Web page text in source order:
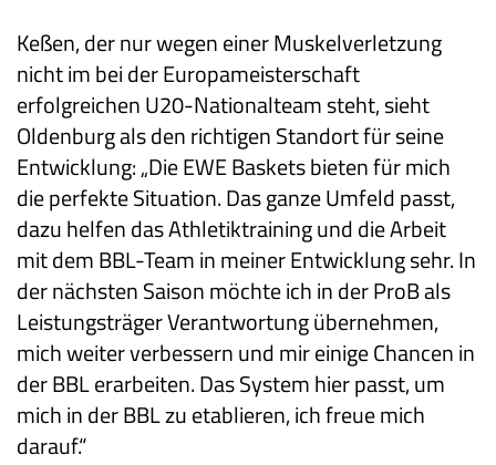
Keßen, der nur wegen einer Muskelverletzung
nicht im bei der Europameisterschaft
erfolgreichen U20-Nationalteam steht, sieht
Oldenburg als den richtigen Standort für seine
Entwicklung: „Die EWE Baskets bieten für mich
die perfekte Situation. Das ganze Umfeld passt,
dazu helfen das Athletiktraining und die Arbeit
mit dem BBL-Team in meiner Entwicklung sehr. In
der nächsten Saison möchte ich in der ProB als
Leistungsträger Verantwortung übernehmen,
mich weiter verbessern und mir einige Chancen in
der BBL erarbeiten. Das System hier passt, um
mich in der BBL zu etablieren, ich freue mich
darauf.“